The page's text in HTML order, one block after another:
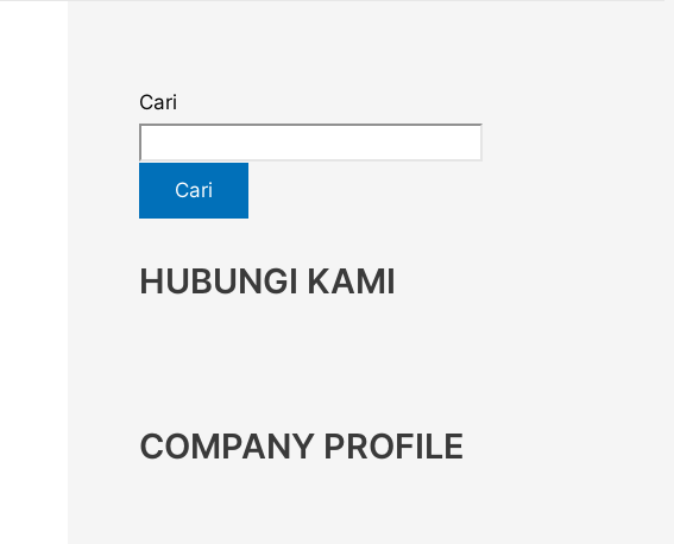
Cari
Cari
HUBUNGI KAMI
COMPANY PROFILE